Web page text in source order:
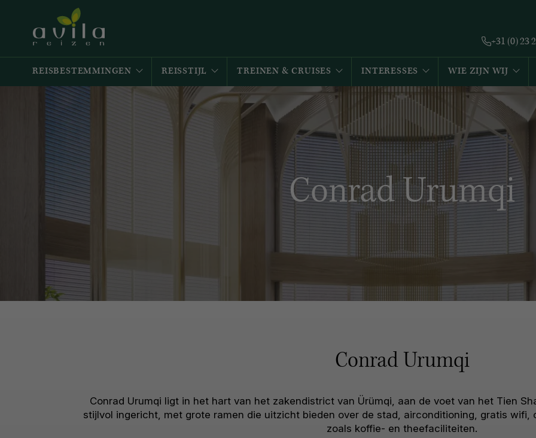
+31 (0) 23
REISBESTEMMINGEN REISSTIJL TREINEN & CRUISES INTERESSES WIE ZIJN WIJ
Conrad Urumqi
Conrad Urumqi
Conrad Urumqi ligt in het hart van het zakendistrict van Ürümqi, aan de voet van het Tien
stijlvol ingericht, met grote ramen die uitzicht bieden over de stad, airconditioning, gratis wifi,
zoals koffie- en theefaciliteiten.